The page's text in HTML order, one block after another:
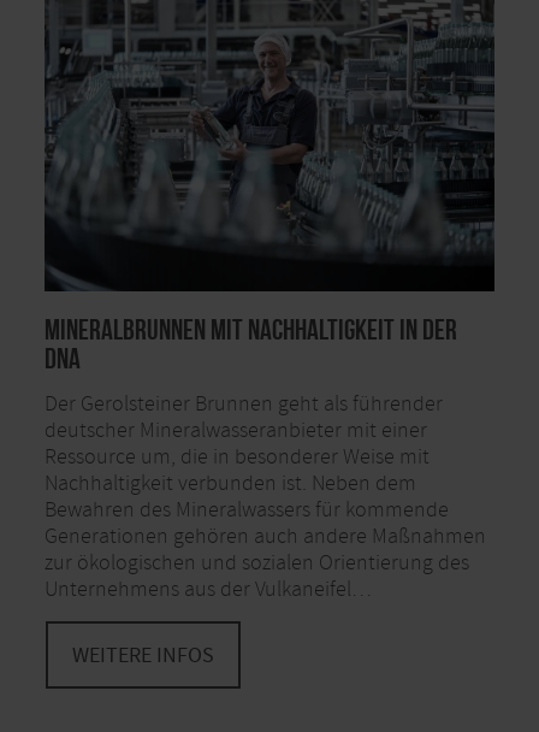
Mineralbrunnen mit Nachhaltigkeit in der
DNA
Der Gerolsteiner Brunnen geht als führender
deutscher Mineralwasseranbieter mit einer
Ressource um, die in besonderer Weise mit
Nachhaltigkeit verbunden ist. Neben dem
Bewahren des Mineralwassers für kommende
Generationen gehören auch andere Maßnahmen
zur ökologischen und sozialen Orientierung des
Unternehmens aus der Vulkaneifel…
WEITERE INFOS